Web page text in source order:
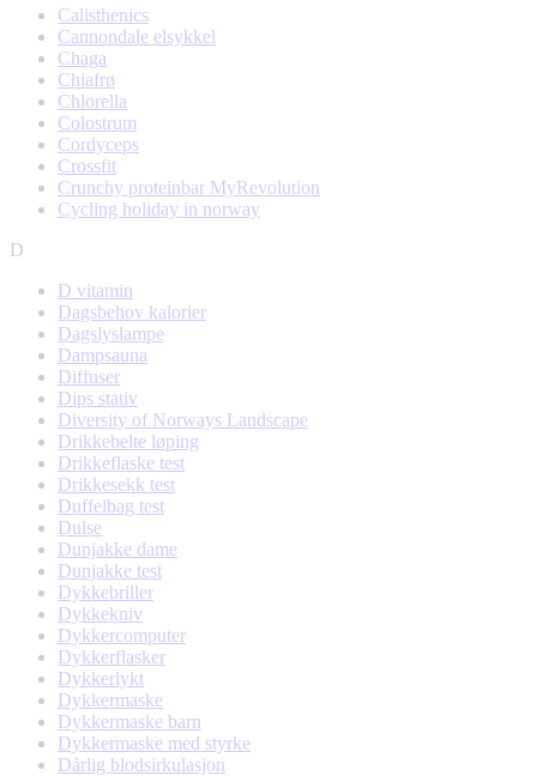
Calisthenics
Cannondale elsykkel
Chaga
Chiafrø
Chlorella
Colostrum
Cordyceps
Crossfit
Crunchy proteinbar MyRevolution
Cycling holiday in norway
D
D vitamin
Dagsbehov kalorier
Dagslyslampe
Dampsauna
Diffuser
Dips stativ
Diversity of Norways Landscape
Drikkebelte løping
Drikkeflaske test
Drikkesekk test
Duffelbag test
Dulse
Dunjakke dame
Dunjakke test
Dykkebriller
Dykkekniv
Dykkercomputer
Dykkerflasker
Dykkerlykt
Dykkermaske
Dykkermaske barn
Dykkermaske med styrke
Dårlig blodsirkulasjon